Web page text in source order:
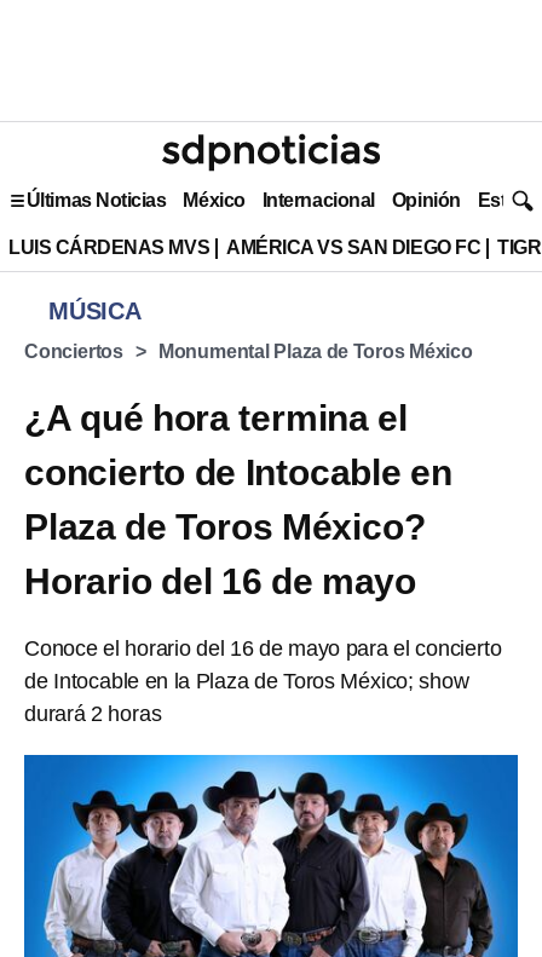
Últimas Noticias México Internacional Opinión Estilo
LUIS CÁRDENAS MVS AMÉRICA VS SAN DIEGO FC
MÚSICA
Conciertos Monumental Plaza de Toros México
¿A qué hora termina el
concierto de Intocable en
Plaza de Toros México?
Horario del 16 de mayo
Conoce el horario del 16 de mayo para el concierto
de Intocable en la Plaza de Toros México; show
durará 2 horas